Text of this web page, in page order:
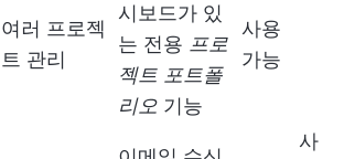
여러 프로젝
트 관리
시보드가 있
는 전용 프로
젝트 포트폴
리오 기능
사용
가능
사